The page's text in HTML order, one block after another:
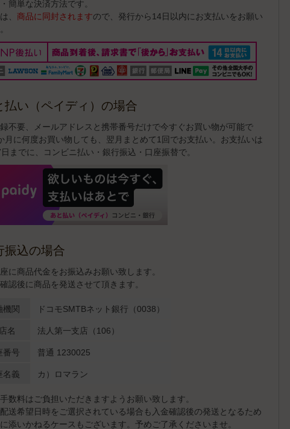
簡単な決済方法です。
、 商品に同封されますので、発行から14日以内にお支払いをお願い
払い（ペイディ）の場合
不要、メールアドレスと携帯番号だけで今すぐお買い物が可能で
月に何度お買い物しても、翌月まとめて1回でお支払い。お支払いは
までに、コンビニ払い・銀行振込・口座振替で。
振込の場合
に商品代金をお振込みお願い致します。
認後に商品を発送させて頂きます。
機関 ドコモSMTBネット銀行（0038）
名 法人第一支店（106）
番号 普通 1230025
名義 カ）ロマラン
数料はご負担いただきますようお願い致します。
送希望日時をご選択されている場合も入金確認後の発送となるため
添いかねるケースもございます。予めご了承くださいませ。